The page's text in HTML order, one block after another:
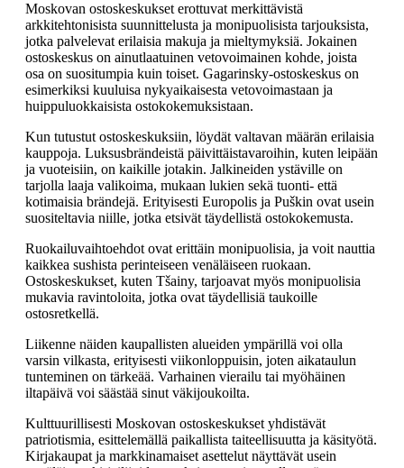
Moskovan ostoskeskukset erottuvat merkittävistä
arkkitehtonisista suunnittelusta ja monipuolisista tarjouksista,
jotka palvelevat erilaisia makuja ja mieltymyksiä. Jokainen
ostoskeskus on ainutlaatuinen vetovoimainen kohde, joista
osa on suositumpia kuin toiset. Gagarinsky-ostoskeskus on
esimerkiksi kuuluisa nykyaikaisesta vetovoimastaan ja
huippuluokkaisista ostokokemuksistaan.
Kun tutustut ostoskeskuksiin, löydät valtavan määrän erilaisia
kauppoja. Luksusbrändeistä päivittäistavaroihin, kuten leipään
ja vuoteisiin, on kaikille jotakin. Jalkineiden ystäville on
tarjolla laaja valikoima, mukaan lukien sekä tuonti- että
kotimaisia brändejä. Erityisesti Europolis ja Puškin ovat usein
suositeltavia niille, jotka etsivät täydellistä ostokokemusta.
Ruokailuvaihtoehdot ovat erittäin monipuolisia, ja voit nauttia
kaikkea sushista perinteiseen venäläiseen ruokaan.
Ostoskeskukset, kuten Tšainy, tarjoavat myös monipuolisia
mukavia ravintoloita, jotka ovat täydellisiä taukoille
ostosretkellä.
Liikenne näiden kaupallisten alueiden ympärillä voi olla
varsin vilkasta, erityisesti viikonloppuisin, joten aikataulun
tunteminen on tärkeää. Varhainen vierailu tai myöhäinen
iltapäivä voi säästää sinut väkijoukoilta.
Kulttuurillisesti Moskovan ostoskeskukset yhdistävät
patriotismia, esittelemällä paikallista taiteellisuutta ja käsityötä.
Kirjakaupat ja markkinamaiset asettelut näyttävät usein